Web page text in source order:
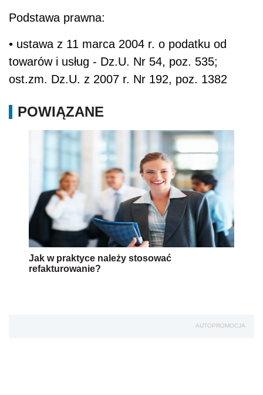
Podstawa prawna:
• ustawa z 11 marca 2004 r. o podatku od
towarów i usług - Dz.U. Nr 54, poz. 535;
ost.zm. Dz.U. z 2007 r. Nr 192, poz. 1382
POWIĄZANE
Jak w praktyce należy stosować
refakturowanie?
AUTOPROMOCJA